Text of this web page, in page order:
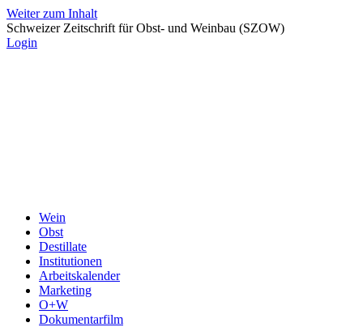
Weiter zum Inhalt
Schweizer Zeitschrift für Obst- und Weinbau (SZOW)
Login
Wein
Obst
Destillate
Institutionen
Arbeitskalender
Marketing
O+W
Dokumentarfilm